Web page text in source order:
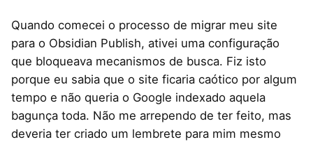
Quando comecei o processo de migrar meu site
para o Obsidian Publish, ativei uma configuração
que bloqueava mecanismos de busca. Fiz isto
porque eu sabia que o site ficaria caótico por algum
tempo e não queria o Google indexado aquela
bagunça toda. Não me arrependo de ter feito, mas
deveria ter criado um lembrete para mim mesmo